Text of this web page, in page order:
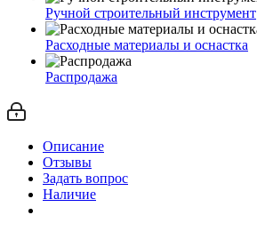
Ручной строительный инструмент
Расходные материалы и оснастка
Распродажа
Описание
Отзывы
Задать вопрос
Наличие